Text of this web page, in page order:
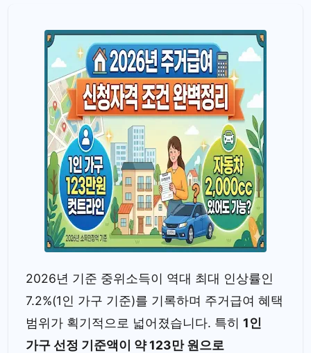
2026년 기준 중위소득이 역대 최대 인상률인
7.2%(1인 가구 기준)를 기록하며 주거급여 혜택
범위가 획기적으로 넓어졌습니다. 특히 1인
가구 선정 기준액이 약 123만 원으로